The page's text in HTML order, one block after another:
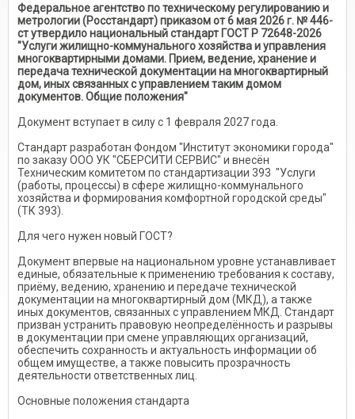
Федеральное агентство по техническому регулированию и
метрологии (Росстандарт) приказом от 6 мая 2026 г. № 446-
ст утвердило национальный стандарт ГОСТ Р 72648-2026
"Услуги жилищно-коммунального хозяйства и управления
многоквартирными домами. Прием, ведение, хранение и
передача технической документации на многоквартирный
дом, иных связанных с управлением таким домом
документов. Общие положения"
Документ вступает в силу с 1 февраля 2027 года.
Стандарт разработан Фондом "Институт экономики города"
по заказу ООО УК "СБЕРСИТИ СЕРВИС" и внесён
Техническим комитетом по стандартизации 393 "Услуги
(работы, процессы) в сфере жилищно-коммунального
хозяйства и формирования комфортной городской среды"
(ТК 393).
Для чего нужен новый ГОСТ?
Документ впервые на национальном уровне устанавливает
единые, обязательные к применению требования к составу,
приёму, ведению, хранению и передаче технической
документации на многоквартирный дом (МКД), а также
иных документов, связанных с управлением МКД. Стандарт
призван устранить правовую неопределённость и разрывы
в документации при смене управляющих организаций,
обеспечить сохранность и актуальность информации об
общем имуществе, а также повысить прозрачность
деятельности ответственных лиц.
Основные положения стандарта